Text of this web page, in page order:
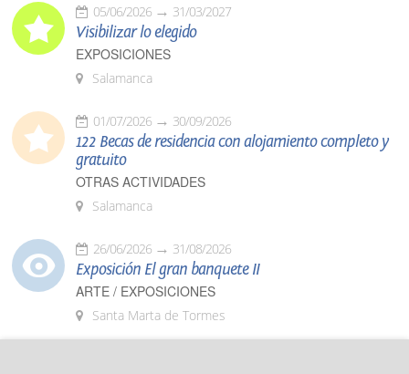
05/06/2026 31/03/2027
Visibilizar lo elegido
EXPOSICIONES
Salamanca
01/07/2026 30/09/2026
122 Becas de residencia con alojamiento completo y
gratuito
OTRAS ACTIVIDADES
Salamanca
26/06/2026 31/08/2026
Exposición El gran banquete II
ARTE / EXPOSICIONES
Santa Marta de Tormes